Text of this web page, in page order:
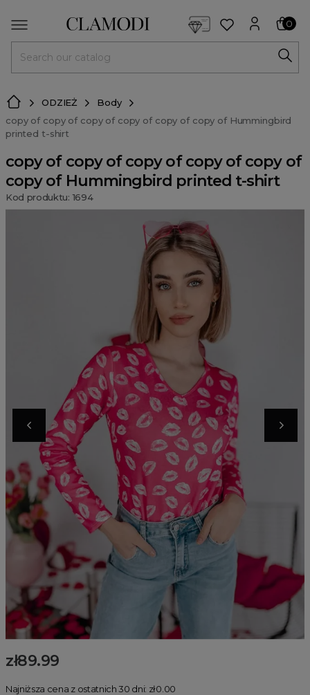
0
ODZIEŻ
Body
copy of copy of copy of copy of copy of copy of Hummingbird
printed t-shirt
copy of copy of copy of copy of copy of
copy of Hummingbird printed t-shirt
Kod produktu: 1694
zł89.99
Najniższa cena z ostatnich 30 dni: zł0.00